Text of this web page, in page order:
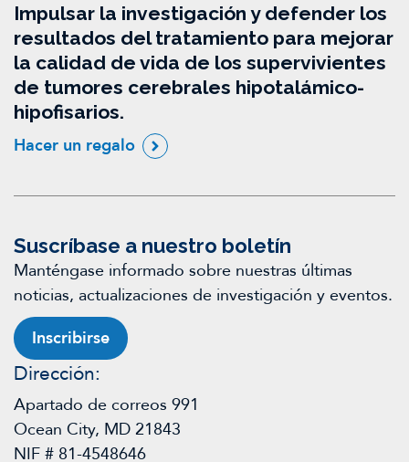
Impulsar la investigación y defender los
resultados del tratamiento para mejorar
la calidad de vida de los supervivientes
de tumores cerebrales hipotalámico-
hipofisarios.
Hacer un regalo
Suscríbase a nuestro boletín
Manténgase informado sobre nuestras últimas
noticias, actualizaciones de investigación y eventos.
Inscribirse
Dirección:
Apartado de correos 991
Ocean City, MD 21843
NIF # 81-4548646